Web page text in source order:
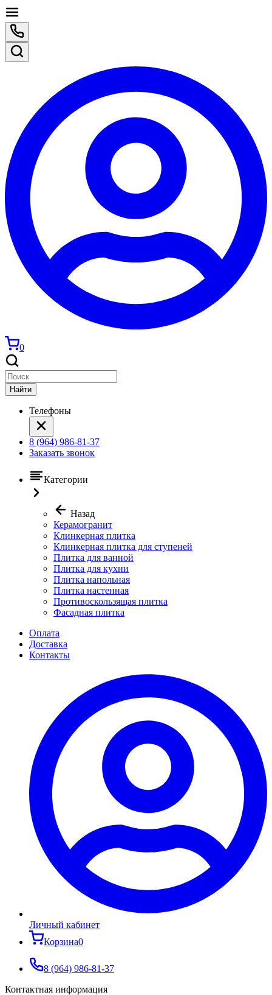
0
Найти
Телефоны
8 (964) 986-81-37
Заказать звонок
Категории
Назад
Керамогранит
Клинкерная плитка
Клинкерная плитка для ступеней
Плитка для ванной
Плитка для кухни
Плитка напольная
Плитка настенная
Противоскользящая плитка
Фасадная плитка
Оплата
Доставка
Контакты
Личный кабинет
Корзина0
8 (964) 986-81-37
Контактная информация